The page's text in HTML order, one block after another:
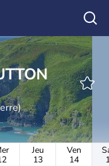
Jeu
13
Ven
14